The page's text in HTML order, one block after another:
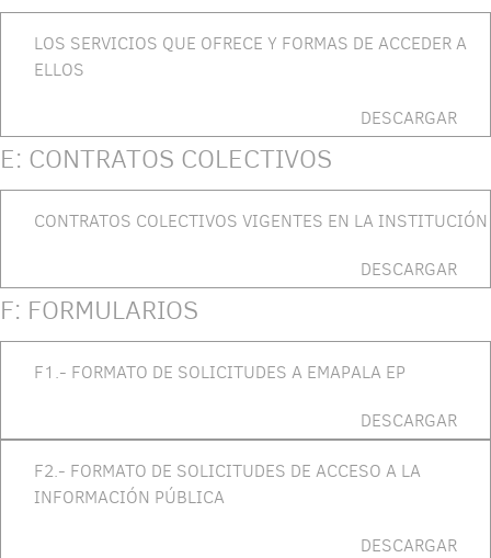
LOS SERVICIOS QUE OFRECE Y FORMAS DE ACCEDER A
ELLOS
DESCARGAR
E: CONTRATOS COLECTIVOS
CONTRATOS COLECTIVOS VIGENTES EN LA INSTITUCIÓN
DESCARGAR
F: FORMULARIOS
F1.- FORMATO DE SOLICITUDES A EMAPALA EP
DESCARGAR
F2.- FORMATO DE SOLICITUDES DE ACCESO A LA
INFORMACIÓN PÚBLICA
DESCARGAR